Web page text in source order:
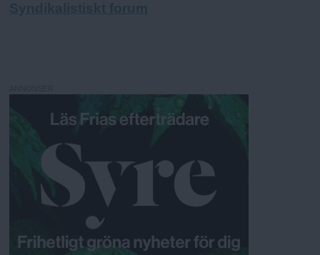
Syndikalistiskt forum